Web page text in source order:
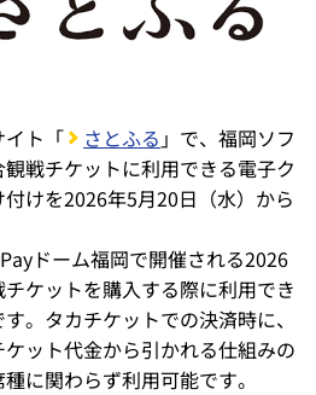
イト「 さとふる 」で、福岡ソフ
戦チケットに利用できる電子ク
けを2026年5月20日（水）から
ドーム福岡で開催される2026
ケットを購入する際に利用でき
。タカチケットでの決済時に、
ット代金から引かれる仕組みの
に関わらず利用可能です。